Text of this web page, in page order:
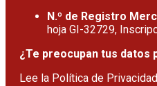
N.º de Registro
hoja GI-32729,
¿Te preocupan tus datos
Lee la Política de Privacidad